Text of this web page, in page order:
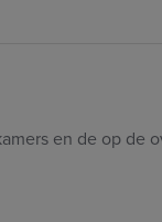
en de op de